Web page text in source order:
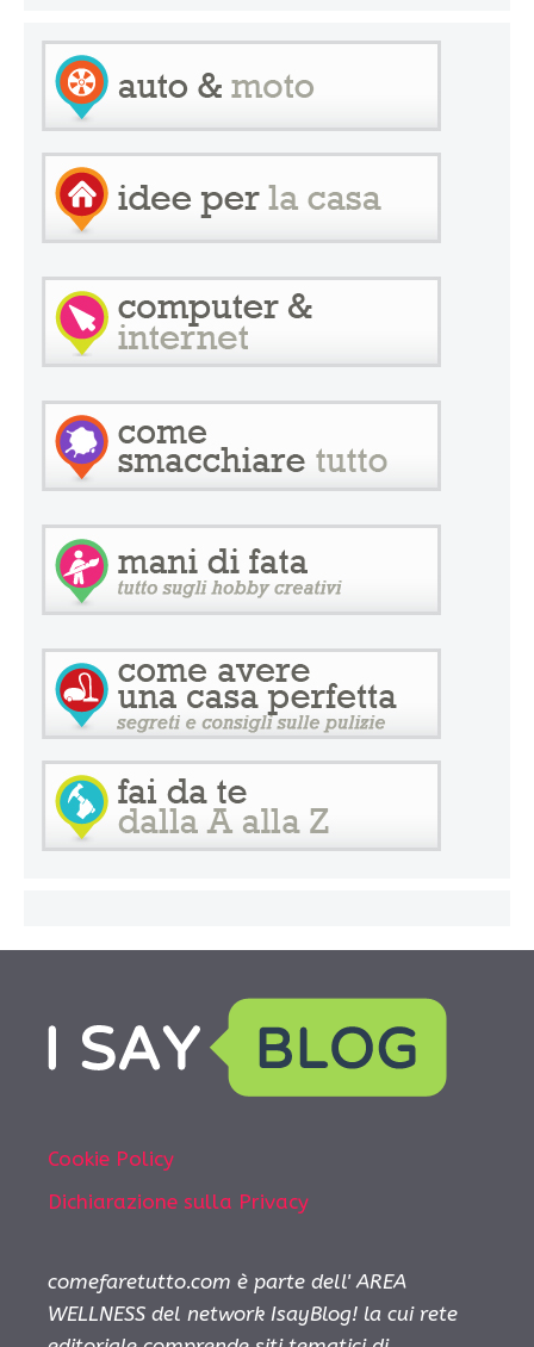
Cookie Policy
Dichiarazione sulla Privacy
comefaretutto.com è parte dell' AREA
WELLNESS del network IsayBlog! la cui rete